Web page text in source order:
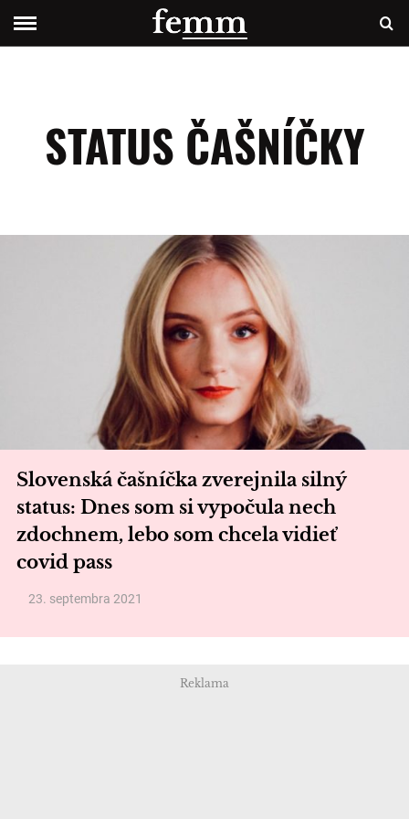
STATUS ČAŠNÍČKY
Slovenská čašníčka zverejnila silný
status: Dnes som si vypočula nech
zdochnem, lebo som chcela vidieť
covid pass
23. septembra 2021
Reklama